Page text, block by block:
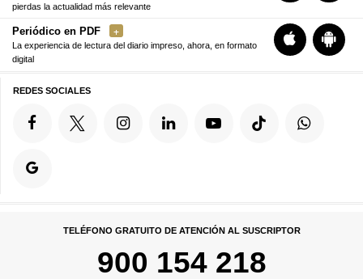
pierdas la actualidad más relevante
Periódico en PDF
La experiencia de lectura del diario impreso, ahora, en formato
digital
REDES SOCIALES
TELÉFONO GRATUITO DE ATENCIÓN AL SUSCRIPTOR
900 154 218